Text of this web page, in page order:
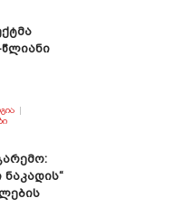
Წლიანი